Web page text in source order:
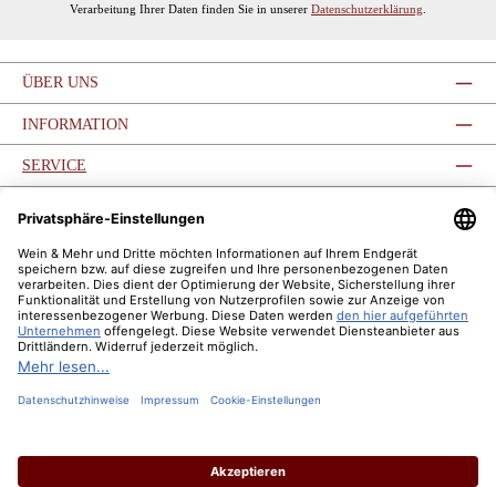
Verarbeitung Ihrer Daten finden Sie in unserer Datenschutzerklärung
ÜBER UNS
INFORMATION
SERVICE
UNSERE COMMUNITIES
ZAHLUNGSARTEN
VERSANDARTEN
Zahlung & Versand Widerruf Datenschutz AGB
Impressum
Barrierefreiheit Über uns